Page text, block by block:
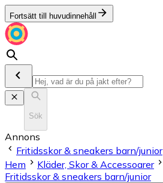
Fortsätt till huvudinnehåll
Sök
Annons
Fritidsskor & sneakers barn/junior
Hem
Kläder, Skor & Accessoarer
Fritidsskor & sneakers barn/junior